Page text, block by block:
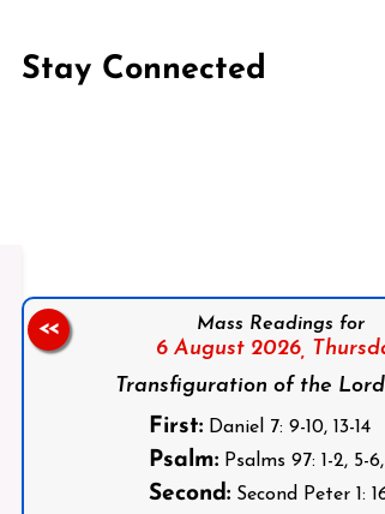
Stay Connected
Mass Readings for
6 August 2026,
Transfiguration of the
First: Daniel 7: 9-10, 13-14
Psalm: Psalms 97: 1-2, 5-
Second: Second Peter 1:
<<